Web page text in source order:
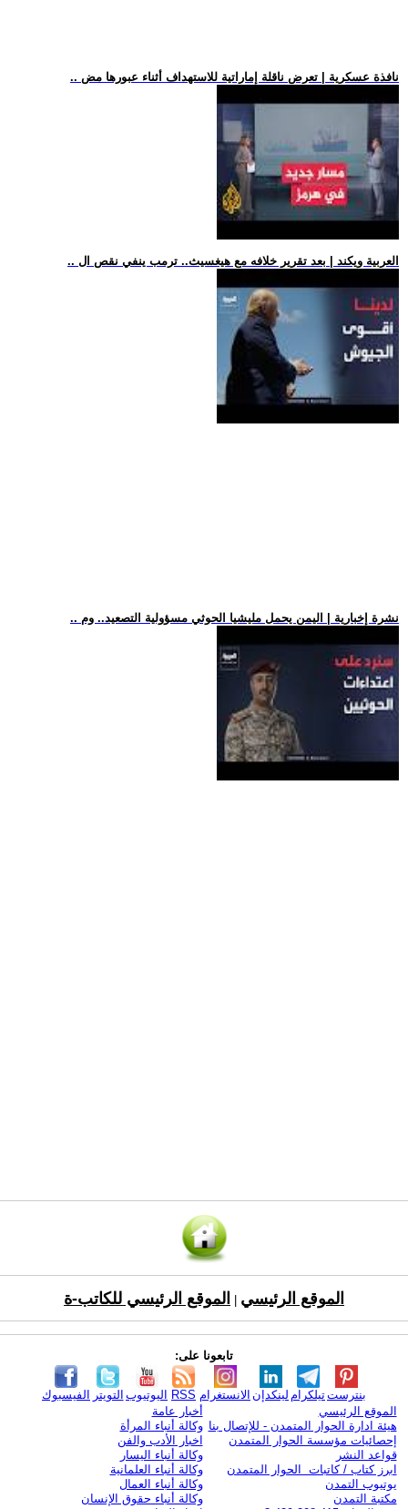
.. نافذة عسكرية | تعرض ناقلة إماراتية للاستهداف أثناء عبورها مض
.. العربية ويكند | بعد تقرير خلافه مع هيغسيث.. ترمب ينفي نقص ال
.. نشرة إخبارية | اليمن يحمل مليشيا الحوثي مسؤولية التصعيد.. وم
الموقع الرئيسي الموقع الرئيسي للكاتب-ة
تابعونا على:
الفيسبوك التويتر اليوتيوب RSS الانستغرام لينكدإن تيلكرامبنترست
الموقع الرئيسي
هيئة ادارة الحوار المتمدن - للإتصال بنا
إحصائيات مؤسسة الحوار المتمدن
قواعد النشر
ابرز كتاب / كاتبات الحوار المتمدن
يوتيوب التمدن
مكتبة التمدن
أخبار عامة
وكالة أنباء المرأة
اخبار الأدب والفن
وكالة أنباء اليسار
وكالة أنباء العلمانية
وكالة أنباء العمال
وكالة أنباء حقوق الإنسان